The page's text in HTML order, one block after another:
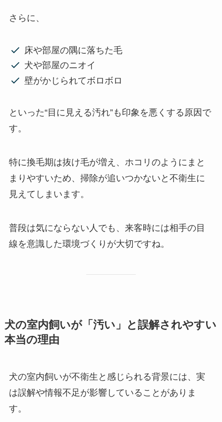
さらに、
床や部屋の隅に落ちた毛
犬や部屋のニオイ
壁がかじられてボロボロ
といった“目に見える汚れ”も印象を悪くする原因で
す。
特に換毛期は抜け毛が増え、ホコリのようにまと
まりやすいため、掃除が追いつかないと不衛生に
見えてしまいます。
普段は気にならない人でも、来客時には相手の目
線を意識した環境づくりが大切ですね。
犬の室内飼いが「汚い」と誤解されやすい
本当の理由
犬の室内飼いが不衛生と感じられる背景には、実
は誤解や情報不足が影響していることがありま
す。